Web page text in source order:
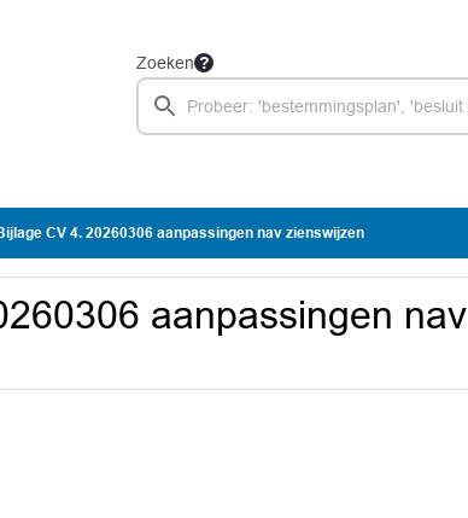
Zoeken
CV 4. 20260306 aanpassingen nav zienswijzen
aanpassingen nav